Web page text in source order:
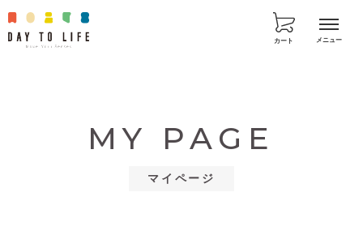
カート
MY PAGE
マイページ